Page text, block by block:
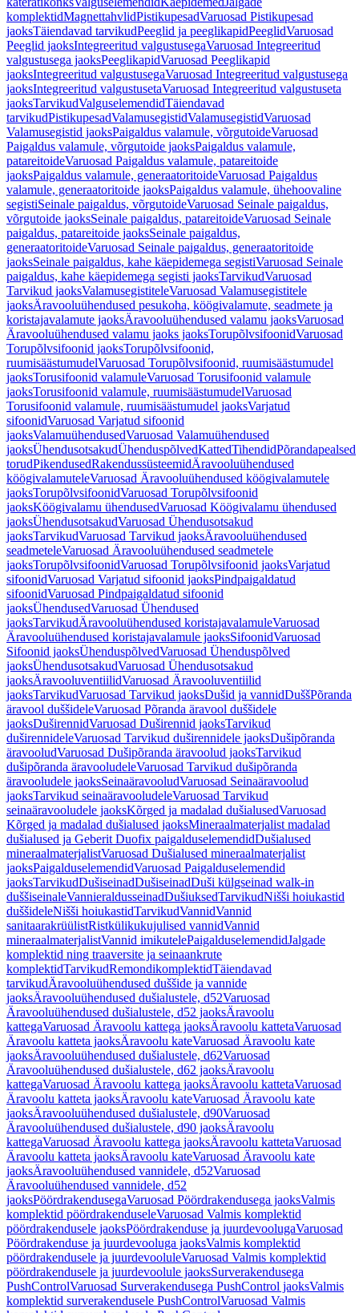
komplektidMagnettahvlidPistikupesadVaruosad Pistikupesad
jaoksTäiendavad tarvikudPeeglid ja peeglikapidPeeglidVaruosad
Peeglid jaoksIntegreeritud valgustusegaVaruosad Integreeritud
valgustusega jaoksPeeglikapidVaruosad Peeglikapid
jaoksIntegreeritud valgustusegaVaruosad Integreeritud valgustusega
jaoksIntegreeritud valgustusetaVaruosad Integreeritud valgustuseta
jaoksTarvikudValguselemendidTäiendavad
tarvikudPistikupesadValamusegistidValamusegistidVaruosad
Valamusegistid jaoksPaigaldus valamule, võrgutoideVaruosad
Paigaldus valamule, võrgutoide jaoksPaigaldus valamule,
patareitoideVaruosad Paigaldus valamule, patareitoide
jaoksPaigaldus valamule, generaatoritoideVaruosad Paigaldus
valamule, generaatoritoide jaoksPaigaldus valamule, ühehoovaline
segistiSeinale paigaldus, võrgutoideVaruosad Seinale paigaldus,
võrgutoide jaoksSeinale paigaldus, patareitoideVaruosad Seinale
paigaldus, patareitoide jaoksSeinale paigaldus,
generaatoritoideVaruosad Seinale paigaldus, generaatoritoide
jaoksSeinale paigaldus, kahe käepidemega segistiVaruosad Seinale
paigaldus, kahe käepidemega segisti jaoksTarvikudVaruosad
Tarvikud jaoksValamusegistiteleVaruosad Valamusegistitele
jaoksÄravooluühendused pesukoha, köögivalamute, seadmete ja
koristajavalamute jaoksÄravooluühendused valamu jaoksVaruosad
Äravooluühendused valamu jaoks jaoksTorupõlvsifoonidVaruosad
Torupõlvsifoonid jaoksTorupõlvsifoonid,
ruumisäästumudelVaruosad Torupõlvsifoonid, ruumisäästumudel
jaoksTorusifoonid valamuleVaruosad Torusifoonid valamule
jaoksTorusifoonid valamule, ruumisäästumudelVaruosad
Torusifoonid valamule, ruumisäästumudel jaoksVarjatud
sifoonidVaruosad Varjatud sifoonid
jaoksValamuühendusedVaruosad Valamuühendused
jaoksÜhendusotsakudÜhenduspõlvedKattedTihendidPõrandapealsed
torudPikendusedRakendussüsteemidÄravooluühendused
köögivalamuteleVaruosad Äravooluühendused köögivalamutele
jaoksTorupõlvsifoonidVaruosad Torupõlvsifoonid
jaoksKöögivalamu ühendusedVaruosad Köögivalamu ühendused
jaoksÜhendusotsakudVaruosad Ühendusotsakud
jaoksTarvikudVaruosad Tarvikud jaoksÄravooluühendused
seadmeteleVaruosad Äravooluühendused seadmetele
jaoksTorupõlvsifoonidVaruosad Torupõlvsifoonid jaoksVarjatud
sifoonidVaruosad Varjatud sifoonid jaoksPindpaigaldatud
sifoonidVaruosad Pindpaigaldatud sifoonid
jaoksÜhendusedVaruosad Ühendused
jaoksTarvikudÄravooluühendused koristajavalamuleVaruosad
Äravooluühendused koristajavalamule jaoksSifoonidVaruosad
Sifoonid jaoksÜhenduspõlvedVaruosad Ühenduspõlved
jaoksÜhendusotsakudVaruosad Ühendusotsakud
jaoksÄravooluventiilidVaruosad Äravooluventiilid
jaoksTarvikudVaruosad Tarvikud jaoksDušid ja vannidDuššPõranda
äravool duššideleVaruosad Põranda äravool duššidele
jaoksDuširennidVaruosad Duširennid jaoksTarvikud
duširennideleVaruosad Tarvikud duširennidele jaoksDušipõranda
äravooludVaruosad Dušipõranda äravoolud jaoksTarvikud
dušipõranda äravooludeleVaruosad Tarvikud dušipõranda
äravooludele jaoksSeinaäravooludVaruosad Seinaäravoolud
jaoksTarvikud seinaäravooludeleVaruosad Tarvikud
seinaäravooludele jaoksKõrged ja madalad dušialusedVaruosad
Kõrged ja madalad dušialused jaoksMineraalmaterjalist madalad
dušialused ja Geberit Duofix paigalduselemendidDušialused
mineraalmaterjalistVaruosad Dušialused mineraalmaterjalist
jaoksPaigalduselemendidVaruosad Paigalduselemendid
jaoksTarvikudDušiseinadDušiseinadDuši külgseinad walk-in
duššiseinaleVannieraldusseinadDušiuksedTarvikudNišši hoiukastid
duššideleNišši hoiukastidTarvikudVannidVannid
sanitaarakrüülistRistkülikukujulised vannidVannid
mineraalmaterjalistVannid imikutelePaigalduselemendidJalgade
komplektid ning traaversite ja seinaankrute
komplektidTarvikudRemondikomplektidTäiendavad
tarvikudÄravooluühendused duššide ja vannide
jaoksÄravooluühendused dušialustele, d52Varuosad
Äravooluühendused dušialustele, d52 jaoksÄravoolu
kattegaVaruosad Äravoolu kattega jaoksÄravoolu kattetaVaruosad
Äravoolu katteta jaoksÄravoolu kateVaruosad Äravoolu kate
jaoksÄravooluühendused dušialustele, d62Varuosad
Äravooluühendused dušialustele, d62 jaoksÄravoolu
kattegaVaruosad Äravoolu kattega jaoksÄravoolu kattetaVaruosad
Äravoolu katteta jaoksÄravoolu kateVaruosad Äravoolu kate
jaoksÄravooluühendused dušialustele, d90Varuosad
Äravooluühendused dušialustele, d90 jaoksÄravoolu
kattegaVaruosad Äravoolu kattega jaoksÄravoolu kattetaVaruosad
Äravoolu katteta jaoksÄravoolu kateVaruosad Äravoolu kate
jaoksÄravooluühendused vannidele, d52Varuosad
Äravooluühendused vannidele, d52
jaoksPöördrakendusegaVaruosad Pöördrakendusega jaoksValmis
komplektid pöördrakenduseleVaruosad Valmis komplektid
pöördrakendusele jaoksPöördrakenduse ja juurdevoolugaVaruosad
Pöördrakenduse ja juurdevooluga jaoksValmis komplektid
pöördrakendusele ja juurdevooluleVaruosad Valmis komplektid
pöördrakendusele ja juurdevoolule jaoksSurverakendusega
PushControlVaruosad Surverakendusega PushControl jaoksValmis
komplektid surverakendusele PushControlVaruosad Valmis